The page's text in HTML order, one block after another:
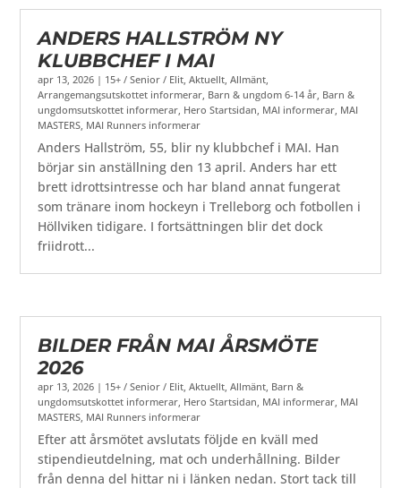
ANDERS HALLSTRÖM NY
KLUBBCHEF I MAI
apr 13, 2026 | 15+ / Senior / Elit,Aktuellt,Allmänt,
Arrangemangsutskottet informerar, Barn & ungdom 6-14 år, Barn &
ungdomsutskottet informerar, Hero Startsidan, MAI informerar, MAI
MASTERS, MAI Runners informerar
Anders Hallström, 55, blir ny klubbchef i MAI. Han
börjar sin anställning den 13 april. Anders har ett
brett idrottsintresse och har bland annat fungerat
som tränare inom hockeyn i Trelleborg och fotbollen i
Höllviken tidigare. I fortsättningen blir det dock
friidrott...
BILDER FRÅN MAI ÅRSMÖTE
2026
apr 13, 2026 | 15+ / Senior / Elit ,Aktuellt ,Allmänt Barn &
ungdomsutskottet informerar Hero Startsidan MAI informerar MAI
MASTERS MAI Runners informerar
Efter att årsmötet avslutats följde en kväll med
stipendieutdelning, mat och underhållning. Bilder
från denna del hittar ni i länken nedan. Stort tack till